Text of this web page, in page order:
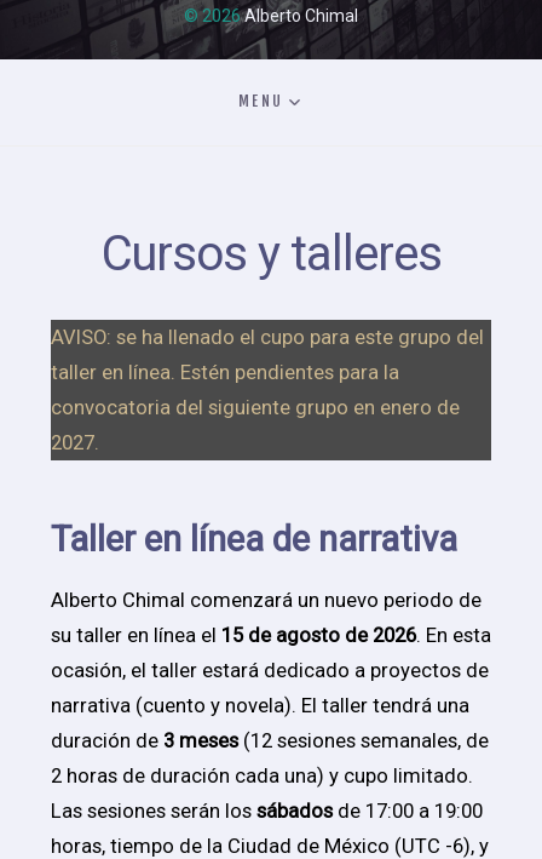
© 2026Alberto Chimal
MENU
Cursos y talleres
AVISO: se ha llenado el cupo para este grupo del
taller en línea. Estén pendientes para la
convocatoria del siguiente grupo en enero de
2027.
Taller en línea de narrativa
Alberto Chimal comenzará un nuevo periodo de
su taller en línea el 15 de agosto de 2026. En esta
ocasión, el taller estará dedicado a proyectos de
narrativa (cuento y novela). El taller tendrá una
duración de 3 meses(12 sesiones semanales, de
2 horas de duración cada una) y cupo limitado.
Las sesiones serán los sábadosde 17:00 a 19:00
horas, tiempo de la Ciudad de México (UTC -6), y